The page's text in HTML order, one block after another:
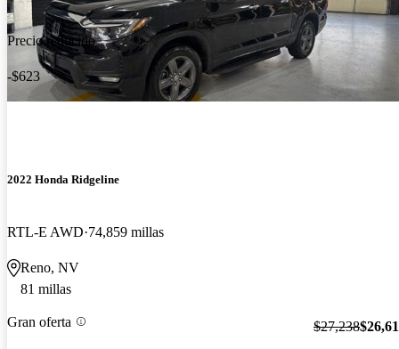
Precio reducido
-$623
2022 Honda Ridgeline
RTL-E AWD 74,859 millas
Reno, NV
81 millas
Gran oferta $27,238